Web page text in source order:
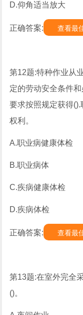
D.仰角适当放大
正确答案: 查看最
第12题:特种作业从
定的劳动安全条件
要求按照规定获得
权利。
A.职业病健康体检
B.职业病体
C.疾病健康体检
D.疾病体检
正确答案: 查看最
第13题:在室外完全
()。